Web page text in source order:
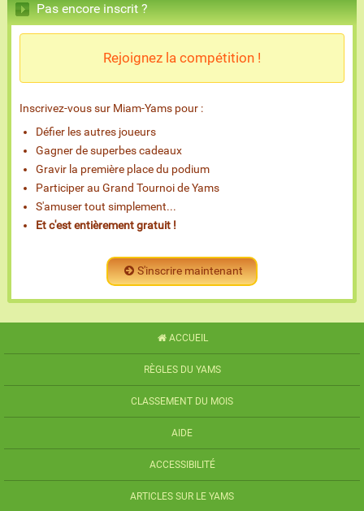
Pas encore inscrit ?
Rejoignez la compétition !
Inscrivez-vous sur Miam-Yams pour :
Défier les autres joueurs
Gagner de superbes cadeaux
Gravir la première place du podium
Participer au Grand Tournoi de Yams
S'amuser tout simplement...
Et c'est entièrement gratuit !
S'inscrire maintenant
ACCUEIL
RÈGLES DU YAMS
CLASSEMENT DU MOIS
AIDE
ACCESSIBILITÉ
ARTICLES SUR LE YAMS